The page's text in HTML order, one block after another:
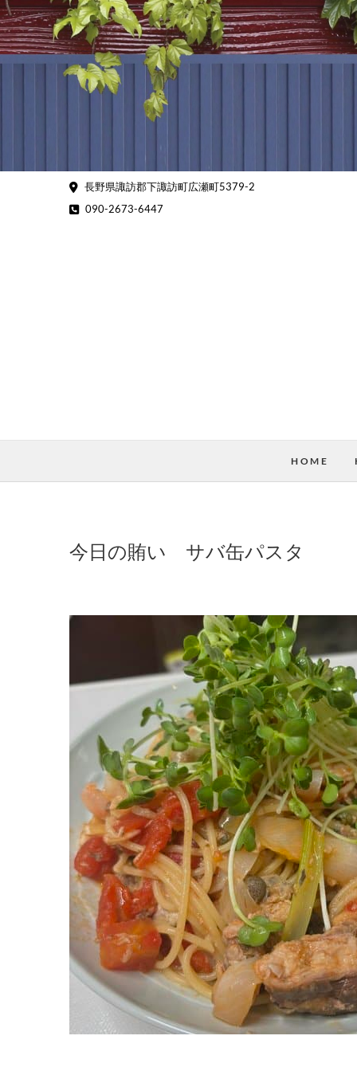
Skip
to
content
長野県諏訪郡下諏訪町広瀬町5379-2
090-2673-6447
HOME
今日の賄い サバ缶パスタ